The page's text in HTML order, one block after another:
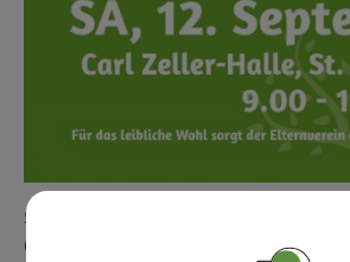
ST. PETER/AU: SAMSTAG, 12.
09:00 UHR BIS 11:00 UHR